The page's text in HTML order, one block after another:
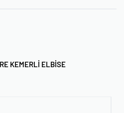
KEMERLI ELBISE